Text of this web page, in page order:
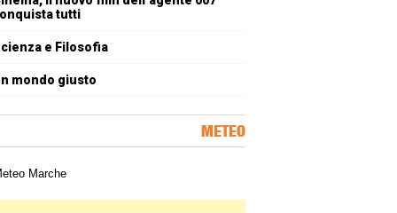
tutti
e Filosofia
mondo giusto
METEO
meteorologica delle Marche